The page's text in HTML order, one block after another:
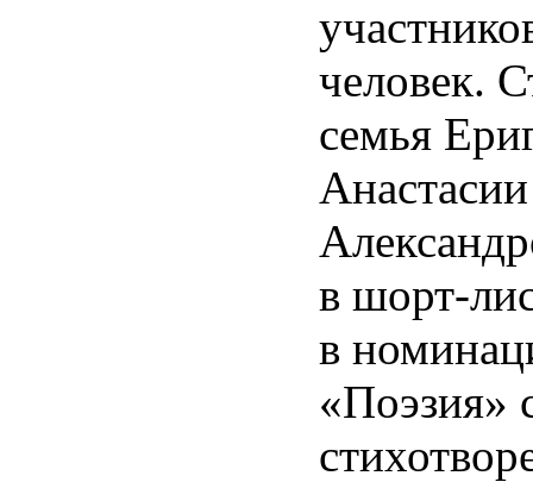
человек.
семья
Анастасии
в шорт-
в
«Поэзия»